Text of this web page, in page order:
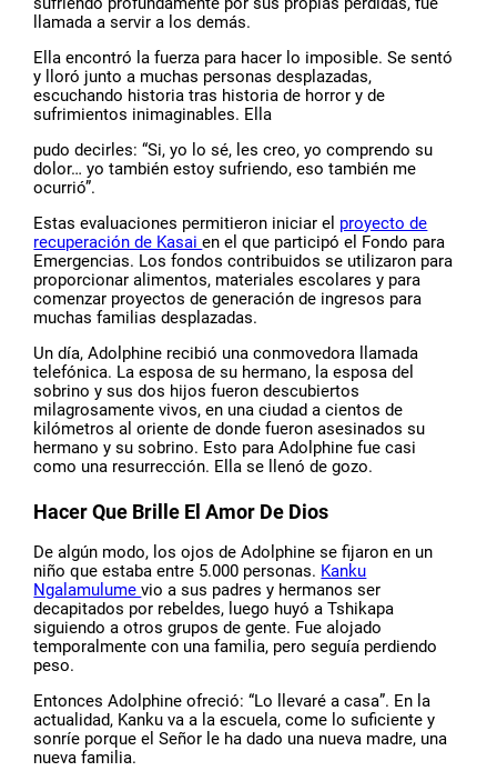
llamada a servir a los demás.
Ella encontró la fuerza para hacer lo imposible. Se sentó
y lloró junto a muchas personas desplazadas,
escuchando historia tras historia de horror y de
sufrimientos inimaginables. Ella
pudo decirles: “Si, yo lo sé, les creo, yo comprendo su
dolor… yo también estoy sufriendo, eso también me
ocurrió”.
Estas evaluaciones permitieron iniciar el proyecto de
recuperación de Kasaien el que participó el Fondo para
Emergencias. Los fondos contribuidos se utilizaron para
proporcionar alimentos, materiales escolares y para
comenzar proyectos de generación de ingresos para
muchas familias desplazadas.
Un día, Adolphine recibió una conmovedora llamada
telefónica. La esposa de su hermano, la esposa del
sobrino y sus dos hijos fueron descubiertos
milagrosamente vivos, en una ciudad a cientos de
kilómetros al oriente de donde fueron asesinados su
hermano y su sobrino. Esto para Adolphine fue casi
como una resurrección. Ella se llenó de gozo.
Hacer Que Brille El Amor De Dios
De algún modo, los ojos de Adolphine se fijaron en un
niño que estaba entre 5.000 personas. Kanku
Ngalamulumevio a sus padres y hermanos ser
decapitados por rebeldes, luego huyó a Tshikapa
siguiendo a otros grupos de gente. Fue alojado
temporalmente con una familia, pero seguía perdiendo
peso.
Entonces Adolphine ofreció: “Lo llevaré a casa”. En la
actualidad, Kanku va a la escuela, come lo suficiente y
sonríe porque el Señor le ha dado una nueva madre, una
nueva familia.